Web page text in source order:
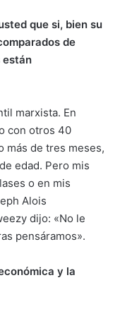
que si, bien su
de
están
marxista. En
con otros 40
más de tres meses,
edad. Pero mis
o en mis
Alois
dijo: «No le
pensáramos».
y la